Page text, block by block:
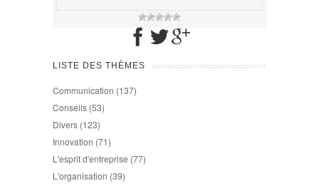
LISTE DES THÈMES
Communication (137)
Conseils (53)
Divers (123)
Innovation (71)
L'esprit d'entreprise (77)
L'organisation (39)